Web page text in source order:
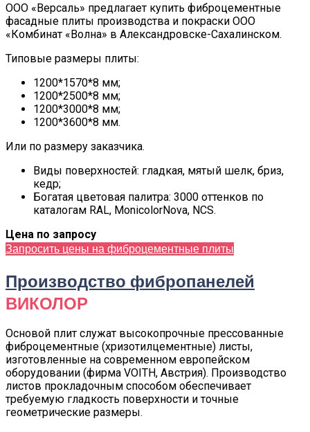
ООО «Версаль» предлагает купить фиброцементные
фасадные плиты производства и покраски ООО
«Комбинат «Волна» в Александровске-Сахалинском.
Типовые размеры плиты:
1200*1570*8 мм;
1200*2500*8 мм;
1200*3000*8 мм;
1200*3600*8 мм.
Или по размеру заказчика.
Виды поверхностей: гладкая, мятый шелк, бриз,
кедр;
Богатая цветовая палитра: 3000 оттенков по
каталогам RAL, MonicolorNova, NCS.
Цена по запросу
Запросить цены на фиброцементные плиты
Производство фибропанелей
ВИКОЛОР
Основой плит служат высокопрочные прессованные
фиброцементные (хризотилцементные) листы,
изготовленные на современном европейском
оборудовании (фирма VOITH, Австрия). Производство
листов прокладочным способом обеспечивает
требуемую гладкость поверхности и точные
геометрические размеры.